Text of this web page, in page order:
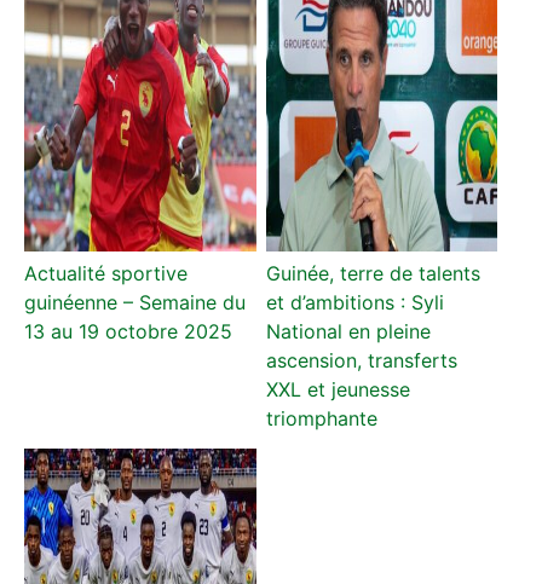
Actualité sportive
guinéenne – Semaine du
13 au 19 octobre 2025
Guinée, terre de talents
et d’ambitions : Syli
National en pleine
ascension, transferts
XXL et jeunesse
triomphante